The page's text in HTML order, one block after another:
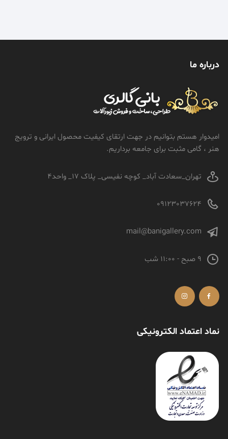
درباره ما
امیدوار هستم بتوانیم در جهت ارتقای کیفیت محصول ایرانی و ترویج
هنر ، گامی مثبت برای جامعه برداریم.
تهران_سعادت آباد_ کوچه نفیسی_ پلاک 17_ واحد4
09123037624
mail@banigallery.com
9 صبح - 11:00 شب
نماد اعتماد الکترونیکی